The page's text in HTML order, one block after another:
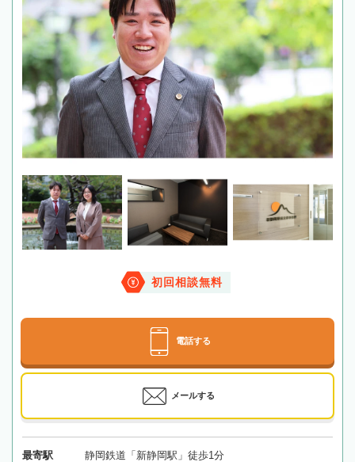
初回相談無料
電話する
メールする
最寄駅 静岡鉄道「新静岡駅」徒歩1分